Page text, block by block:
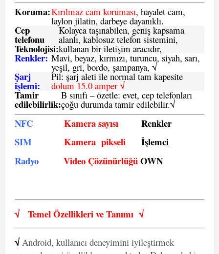
Koruma:Kırılmaz cam koruması, hayalet cam,
laylon jilatin, darbeye dayanıklı.
Cep
telefonu
Teknolojisi:
Kolayca taşınabilen, geniş kapsama
alanlı, kablosuz telefon sistemini,
kullanan bir iletişim aracıdır,
Renkler: Mavi, beyaz, kırmızı, turuncu, siyah, sarı,
yeşil, gri, bordo, şampanya, √
Şarj
işlemi:
Pil: şarj aleti ile normal tam kapesite
dolum 15.0 amper √
Tamir
edilebilirlik:
B sınıfı – özetle: evet, cep telefonları
çoğu durumda tamir edilebilir.√
NFC Kamera sayısı
Renkler
SIM
Kamera pikseli
İşlemci
Radyo
Video ÇözünürlüğüOWN
√ Temel Özellikleri veTanımı √
√ Android, kullanıcı deneyimini iyileştirmek